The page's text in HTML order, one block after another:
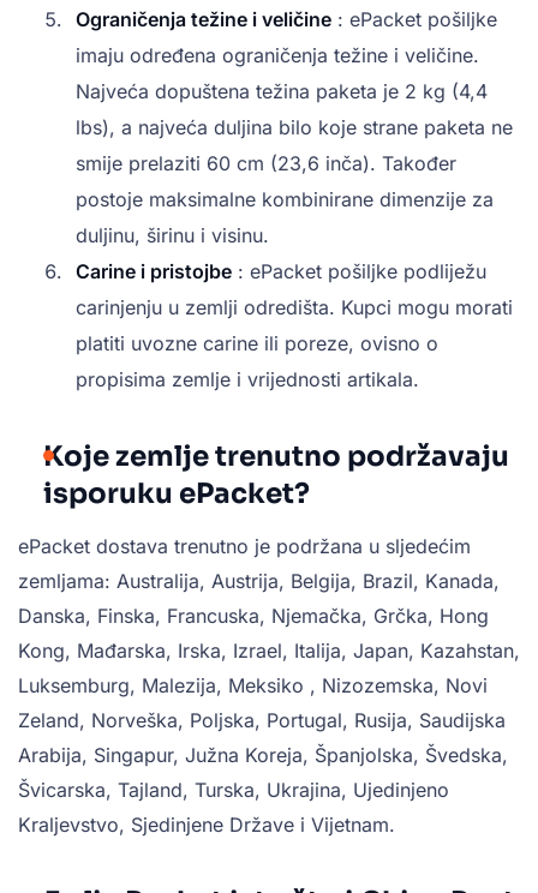
Ograničenja težine i veličine : ePacket pošiljke
imaju određena ograničenja težine i veličine.
Najveća dopuštena težina paketa je 2 kg (4,4
lbs), a najveća duljina bilo koje strane paketa ne
smije prelaziti 60 cm (23,6 inča). Također
postoje maksimalne kombinirane dimenzije za
duljinu, širinu i visinu.
Carine i pristojbe : ePacket pošiljke podliježu
carinjenju u zemlji odredišta. Kupci mogu morati
platiti uvozne carine ili poreze, ovisno o
propisima zemlje i vrijednosti artikala.
Koje zemlje trenutno podržavaju
isporuku ePacket?
ePacket dostava trenutno je podržana u sljedećim
zemljama: Australija, Austrija, Belgija, Brazil, Kanada,
Danska, Finska, Francuska, Njemačka, Grčka, Hong
Kong, Mađarska, Irska, Izrael, Italija, Japan, Kazahstan,
Luksemburg, Malezija, Meksiko , Nizozemska, Novi
Zeland, Norveška, Poljska, Portugal, Rusija, Saudijska
Arabija, Singapur, Južna Koreja, Španjolska, Švedska,
Švicarska, Tajland, Turska, Ukrajina, Ujedinjeno
Kraljevstvo, Sjedinjene Države i Vijetnam.